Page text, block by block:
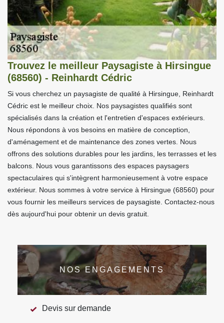
Trouvez le meilleur Paysagiste à Hirsingue
(68560) - Reinhardt Cédric
Si vous cherchez un paysagiste de qualité à Hirsingue, Reinhardt
Cédric est le meilleur choix. Nos paysagistes qualifiés sont
spécialisés dans la création et l'entretien d'espaces extérieurs.
Nous répondons à vos besoins en matière de conception,
d'aménagement et de maintenance des zones vertes. Nous
offrons des solutions durables pour les jardins, les terrasses et les
balcons. Nous vous garantissons des espaces paysagers
spectaculaires qui s'intègrent harmonieusement à votre espace
extérieur. Nous sommes à votre service à Hirsingue (68560) pour
vous fournir les meilleurs services de paysagiste. Contactez-nous
dès aujourd'hui pour obtenir un devis gratuit.
NOS ENGAGEMENTS
Devis sur demande